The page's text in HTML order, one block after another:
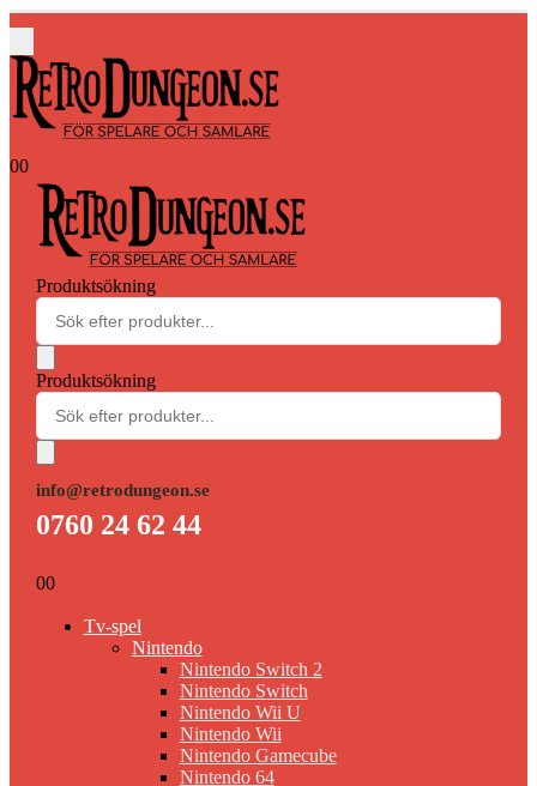
00
Produktsökning
Produktsökning
info@retrodungeon.se
0760 24 62 44
00
Tv-spel
Nintendo
Nintendo Switch 2
Nintendo Switch
Nintendo Wii U
Nintendo Wii
Nintendo Gamecube
Nintendo 64